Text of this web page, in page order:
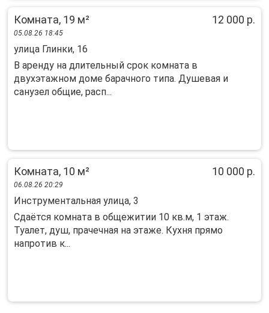
Комната, 19 м² 12 000 р.
05.08.26 18:45
улица Глинки, 16
В аренду на длительный срок комната в
двухэтажном доме барачного типа. Душевая и
санузел общие, расп...
Комната, 10 м² 10 000 р.
06.08.26 20:29
Инструментальная улица, 3
Сдаётся комната в общежитии 10 кв.м, 1 этаж.
Туалет, душ, прачечная на этаже. Кухня прямо
напротив к...